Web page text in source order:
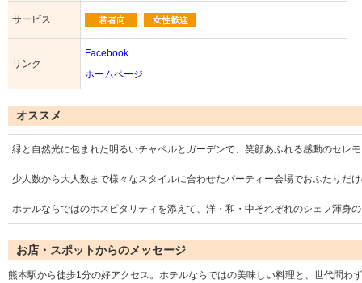
サービス
リンク
Facebook
ホームページ
オススメ
緑と自然光に包まれた明るいチャペルとガーデンで、笑顔あふれる感動のセレ
少人数から大人数まで様々なスタイルに合わせたパーティー会場でおふたりだ
ホテルならではのホスピタリティを添えて、洋・和・中それぞれのシェフ渾身
お店・スポットからのメッセージ
熊本駅から徒歩1分の好アクセス。ホテルならではの美味しい料理と、世代問わ